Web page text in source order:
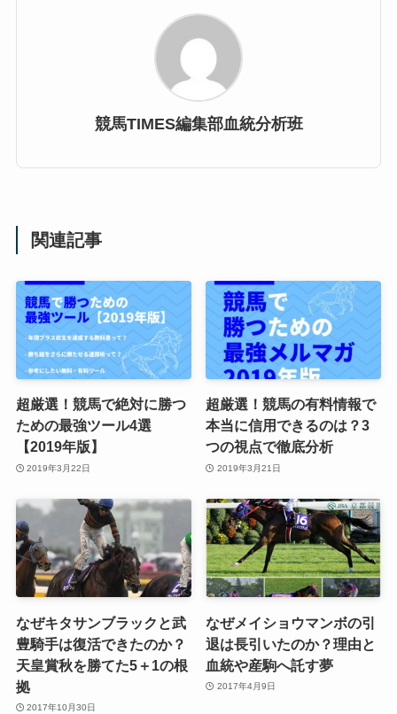
競馬TIMES編集部血統分析班
関連記事
超厳選！競馬で絶対に勝つ
ための最強ツール4選
【2019年版】
2019年3月22日
超厳選！競馬の有料情報で
本当に信用できるのは？3
つの視点で徹底分析
2019年3月21日
なぜキタサンブラックと武
豊騎手は復活できたのか？
天皇賞秋を勝てた5＋1の根
拠
2017年10月30日
なぜメイショウマンボの引
退は長引いたのか？理由と
血統や産駒へ託す夢
2017年4月9日